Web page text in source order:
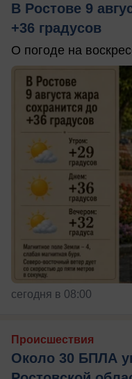
В Ростове 9
+36 градусов
О погоде на
сегодня в 08:00
Происшествия
Около 30 БПЛА